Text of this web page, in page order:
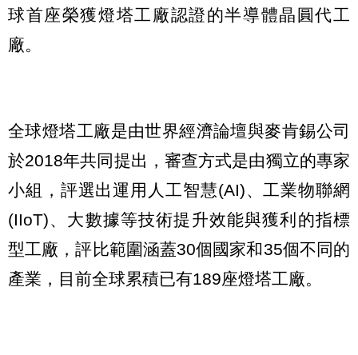
球首座榮獲燈塔工廠認證的半導體晶圓代工
廠。
全球燈塔工廠是由世界經濟論壇與麥肯錫公司
於2018年共同提出，審查方式是由獨立的專家
小組，評選出運用人工智慧(AI)、工業物聯網
(IIoT)、大數據等技術提升效能與獲利的指標
型工廠，評比範圍涵蓋30個國家和35個不同的
產業，目前全球累積已有189座燈塔工廠。